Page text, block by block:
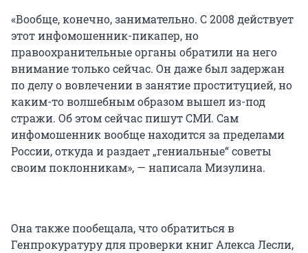
«Вообще, конечно, занимательно. С 2008 действует
этот инфомошенник-пикапер, но
правоохранительные органы обратили на него
внимание только сейчас. Он даже был задержан
по делу о вовлечении в занятие проституцией, но
каким-то волшебным образом вышел из-под
стражи. Об этом сейчас пишут СМИ. Сам
инфомошенник вообще находится за пределами
России, откуда и раздает „гениальные“ советы
своим поклонникам», — написала Мизулина.
Она также пообещала, что обратиться в
Генпрокуратуру для проверки книг Алекса Лесли,